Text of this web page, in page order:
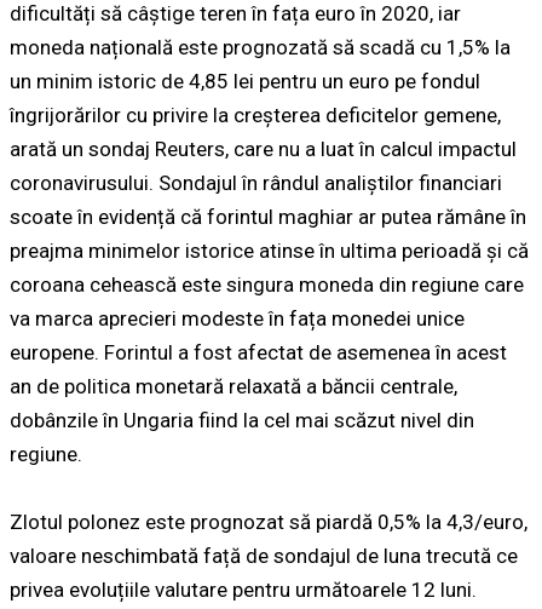
dificultăți să câștige teren în fața euro în 2020, iar
moneda națională este prognozată să scadă cu 1,5% la
un minim istoric de 4,85 lei pentru un euro pe fondul
îngrijorărilor cu privire la creșterea deficitelor gemene,
arată un sondaj Reuters, care nu a luat în calcul impactul
coronavirusului. Sondajul în rândul analiștilor financiari
scoate în evidență că forintul maghiar ar putea rămâne în
preajma minimelor istorice atinse în ultima perioadă și că
coroana cehească este singura moneda din regiune care
va marca aprecieri modeste în fața monedei unice
europene. Forintul a fost afectat de asemenea în acest
an de politica monetară relaxată a băncii centrale,
dobânzile în Ungaria fiind la cel mai scăzut nivel din
regiune.
Zlotul polonez este prognozat să piardă 0,5% la 4,3/euro,
valoare neschimbată față de sondajul de luna trecută ce
privea evoluțiile valutare pentru următoarele 12 luni.